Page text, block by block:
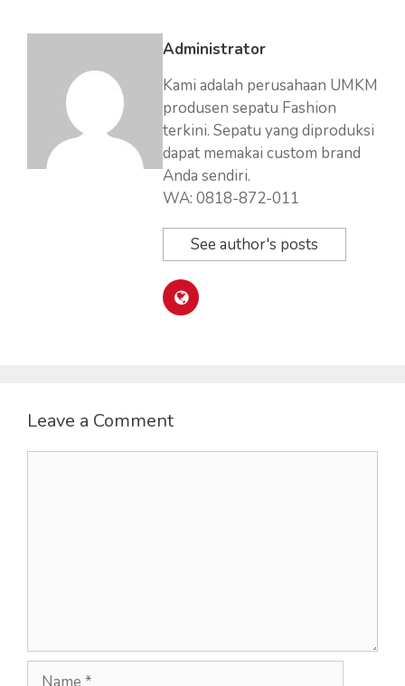
Administrator
Kami adalah perusahaan UMKM
produsen sepatu Fashion
terkini. Sepatu yang diproduksi
dapat memakai custom brand
Anda sendiri.
WA: 0818-872-011
See author's posts
Leave a Comment
Name